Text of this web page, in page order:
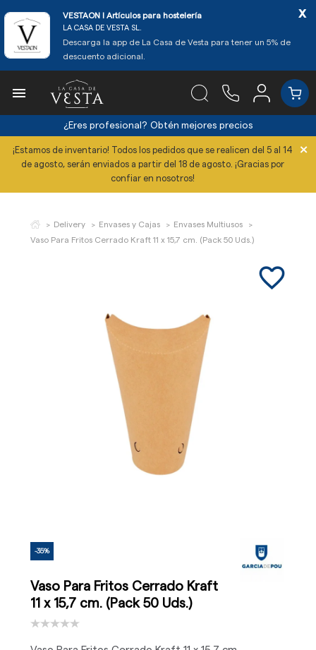
VESTAON l Artículos para hostelería
LA CASA DE VESTA SL.
Descarga la app de La Casa de Vesta para tener un 5% de
descuento adicional.
x

¿Eres profesional? Obtén mejores precios
¡Estamos de inventario! Todos los pedidos que se realicen del 5 al 14
de agosto, serán enviados a partir del 18 de agosto. ¡Gracias por
confiar en nosotros!
×
Delivery Envases y Cajas
Envases Multiusos
Vaso Para Fritos Cerrado Kraft 11 x 15,7 cm. (Pack 50 Uds.)
favorite_border
-35%
Vaso Para Fritos Cerrado Kraft
11 x 15,7 cm. (Pack 50 Uds.)